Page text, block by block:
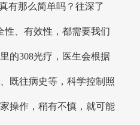
有那么简单吗？往深了
性、有效性，都需要我们
的308光疗，医生会根据
既往病史等，科学控制照
操作，稍有不慎，就可能